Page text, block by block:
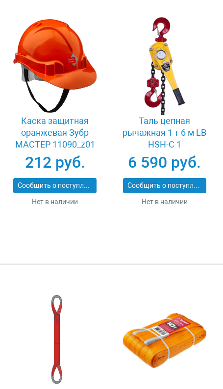
Каска защитная
оранжевая Зубр
МАСТЕР 11090_z01
212 руб.
Сообщить о поступлении
Нет в наличии
Таль цепная
рычажная 1 т 6 м LB
HSH-C 1
6 590 руб.
Сообщить о поступлении
Нет в наличии